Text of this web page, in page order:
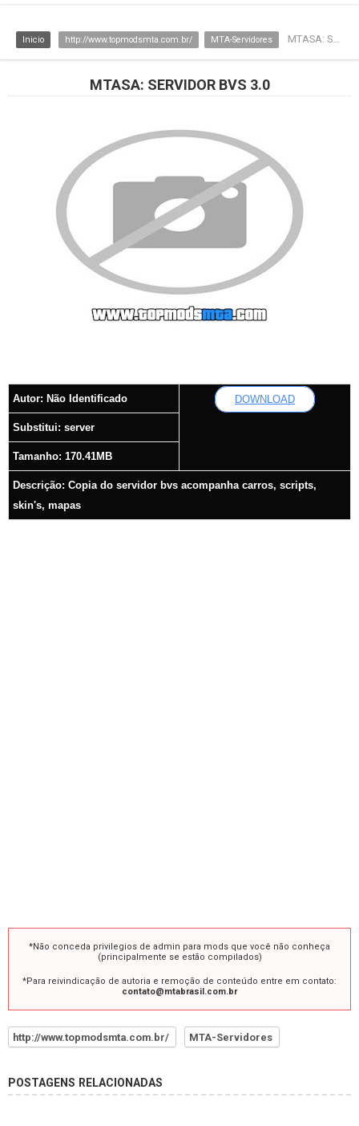
Inicio http://www.topmodsmta.com.br/ MTA-Servidores MTASA: Servidor BVS 3.0
MTASA: SERVIDOR BVS 3.0
Autor: Não Identificado DOWNLOAD
Substitui: server
Tamanho: 170.41MB
Descrição: Copia do servidor bvs acompanha carros, scripts,
skin's, mapas
*Não conceda privilegios de admin para mods que você não conheça
(principalmente se estão compilados)
*Para reivindicação de autoria e remoção de conteúdo entre em contato:
contato@mtabrasil.com.br
http://www.topmodsmta.com.br/ MTA-Servidores
POSTAGENS RELACIONADAS